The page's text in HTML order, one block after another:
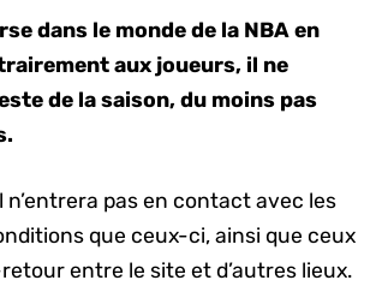
dans le monde de la NBA en
aux joueurs, il ne
de la saison, du moins pas
pas en contact avec les
que ceux-ci, ainsi que ceux
entre le site et d’autres lieux.